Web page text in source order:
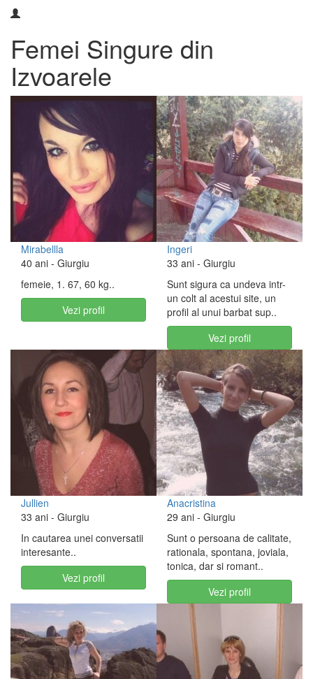
Femei Singure din
Izvoarele
Mirabellla
40 ani - Giurgiu
femeie, 1. 67, 60 kg..
Vezi profil
Ingeri
33 ani - Giurgiu
Sunt sigura ca undeva intr-
un colt al acestui site, un
profil al unui barbat sup..
Vezi profil
Jullien
33 ani - Giurgiu
In cautarea unei conversatii
interesante..
Vezi profil
Anacristina
29 ani - Giurgiu
Sunt o persoana de calitate,
rationala, spontana, joviala,
tonica, dar si romant..
Vezi profil